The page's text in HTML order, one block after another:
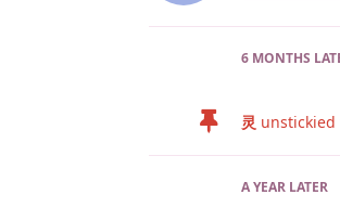
6 MONTHS
灵
A YEAR LATER